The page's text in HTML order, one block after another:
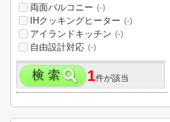
両面バルコニー (-)
IHクッキングヒーター (-)
アイランドキッチン (-)
自由設計対応 (-)
1件が該当